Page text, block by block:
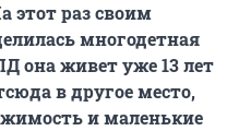
этот раз своим
многодетная
она живет уже 13 лет
в другое место,
и маленькие